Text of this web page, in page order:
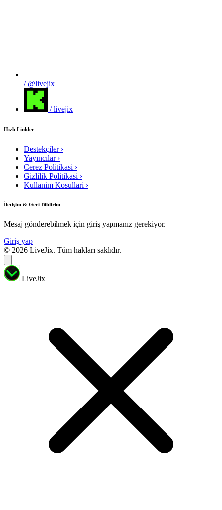
/ @livejix
/ livejix
Hızlı Linkler
Destekçiler ›
Yayıncılar ›
Cerez Politikasi ›
Gizlilik Politikasi ›
Kullanim Kosullari ›
İletişim & Geri Bildirim
Mesaj gönderebilmek için giriş yapmanız gerekiyor.
Giriş yap
© 2026 LiveJix. Tüm hakları saklıdır.
LiveJix